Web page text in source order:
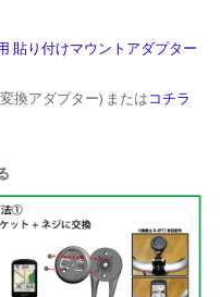
貼り付けマウントアダプター
換アダプター) またはコチラ